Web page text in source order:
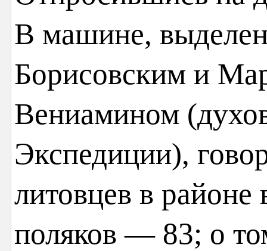
В машине,
Борисовским и
Вениамином
Экспедиции),
литовцев в районе
поляков — 83; о